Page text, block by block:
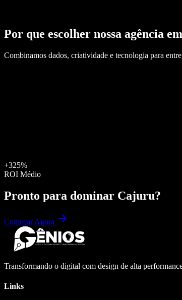
Por que escolher nossa agência em
Combinamos dados, criatividade e tecnologia para
+325%
ROI Médio
Pronto para dominar Cajuru?
Começar Agora
Transformando o digital com design de alta
Links